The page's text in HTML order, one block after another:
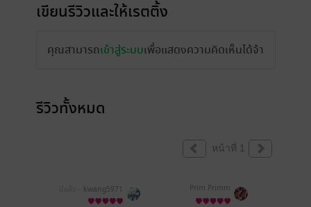
เขียนรีวิวและให้เรตติ้ง
คุณสามารถเข้าสู่ระบบเพื่อแสดงความคิดเห็นได้จ้า
รีวิวทั้งหมด
หน้าที่ 1
kwang5971 Prim Primm